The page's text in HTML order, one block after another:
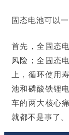
固态电池可以
首先，全固态
风险；全固态
上，循环使用
池和磷酸铁锂
车的两大核心
就都不是事了。